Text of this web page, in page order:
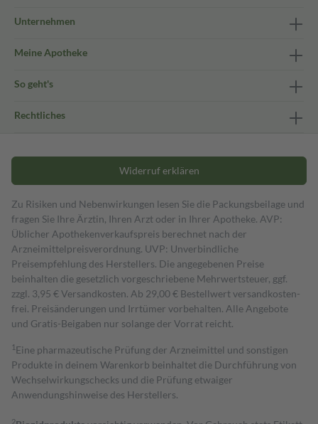
Unternehmen
Meine Apotheke
So geht's
Rechtliches
Widerruf erklären
Zu Risiken und Nebenwirkungen lesen Sie die Packungsbeilage und
fragen Sie Ihre Ärztin, Ihren Arzt oder in Ihrer Apotheke. AVP:
Üblicher Apothekenverkaufspreis berechnet nach der
Arzneimittelpreisverordnung. UVP: Unverbindliche
Preisempfehlung des Herstellers. Die angegebenen Preise
beinhalten die gesetzlich vorgeschriebene Mehrwertsteuer, ggf.
zzgl. 3,95 € Versandkosten. Ab 29,00 € Bestell­wert versand­kosten­
frei. Preisänderungen und Irrtümer vorbehalten. Alle Angebote
und Gratis-Beigaben nur solange der Vorrat reicht.
1 Eine pharmazeutische Prüfung der Arzneimittel und sonstigen
Produkte in deinem Warenkorb beinhaltet die Durchführung von
Wechselwirkungschecks und die Prüfung etwaiger
Anwendungshinweise des Herstellers.
2